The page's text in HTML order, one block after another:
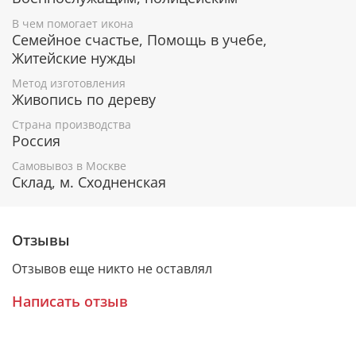
путь.
Помогает обрести внутреннюю гармонию,
мудрость и любовь к окружающим.
Дает силы на обретение знаний, помогает тем,
кому тяжело дается учеба.
Небесный покровитель мужчин, носящих имя
Вячеслав.
Гарантия подлинности
расписана вся информация об иконе:
Имя художника,
Гарантия соответствия канонам Православной
В чем помогает икона
Семейное счастье, Помощь в учебе,
Житейские нужды
Метод изготовления
Живопись по дереву
Страна производства
Россия
Самовывоз в Москве
Склад, м. Сходненская
Отзывы
Отзывов еще никто не оставлял
Написать отзыв